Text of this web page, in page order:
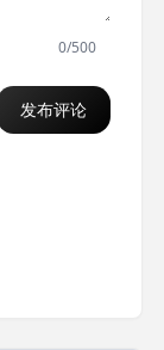
0/500
发布评论